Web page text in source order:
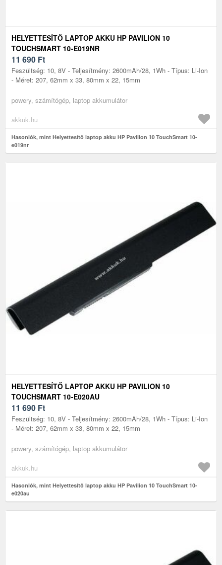
HELYETTESÍTŐ LAPTOP AKKU HP PAVILION 10
TOUCHSMART 10-E019NR
11 690 Ft
Feszültség: 10, 8V - Teljesítmény: 2600mAh/28, 1Wh - Típus: Li-Ion
- Méret: 207, 62mm x 33, 80mm x 22, 15mm
powery, számítógép, laptop akkumulátor
akkuk.hu
Hasonlók, mint Helyettesítő laptop akku HP Pavilion 10 TouchSmart 10-
e019nr
HELYETTESÍTŐ LAPTOP AKKU HP PAVILION 10
TOUCHSMART 10-E020AU
11 690 Ft
Feszültség: 10, 8V - Teljesítmény: 2600mAh/28, 1Wh - Típus: Li-Ion
- Méret: 207, 62mm x 33, 80mm x 22, 15mm
powery, számítógép, laptop akkumulátor
akkuk.hu
Hasonlók, mint Helyettesítő laptop akku HP Pavilion 10 TouchSmart 10-
e020au